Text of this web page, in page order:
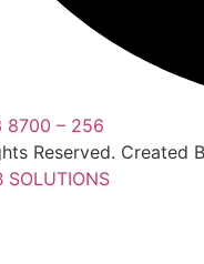
8700 – 256
Reserved. Created
SOLUTIONS